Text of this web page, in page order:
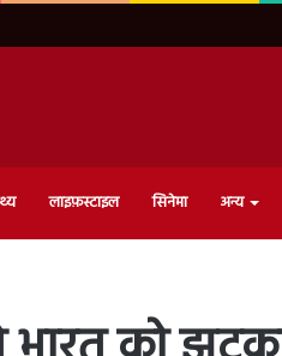
लाइफ़स्टाइल सिनेमा अन्य